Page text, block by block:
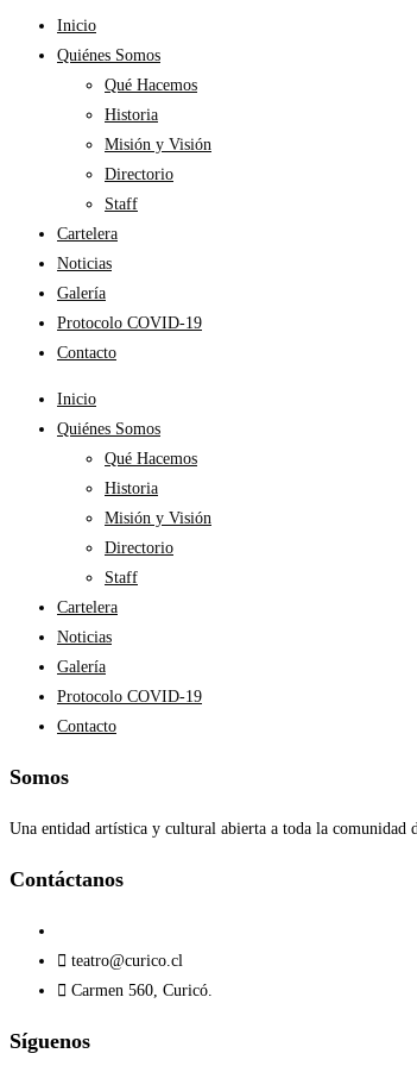
Inicio
Quiénes Somos
Qué Hacemos
Historia
Misión y Visión
Directorio
Staff
Cartelera
Noticias
Galería
Protocolo COVID-19
Contacto
Inicio
Quiénes Somos
Qué Hacemos
Historia
Misión y Visión
Directorio
Staff
Cartelera
Noticias
Galería
Protocolo COVID-19
Contacto
Somos
Una entidad artística y cultural abierta a toda la comunidad
Contáctanos​
teatro@curico.cl
Carmen 560, Curicó.
Síguenos